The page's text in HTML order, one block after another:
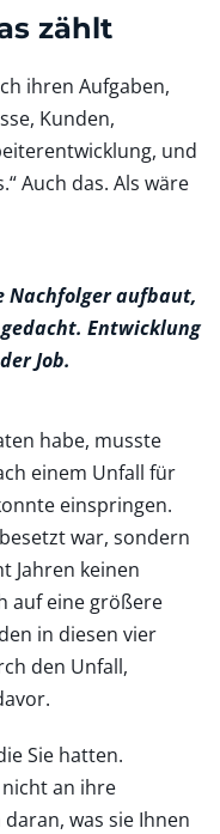
zählt
ihren Aufgaben,
Kunden,
und
Auch das. Als wäre
Nachfolger aufbaut,
Entwicklung
Job.
habe, musste
einem Unfall für
einspringen.
war, sondern
Jahren keinen
auf eine größere
in diesen vier
den Unfall,
Sie hatten.
an ihre
was sie Ihnen